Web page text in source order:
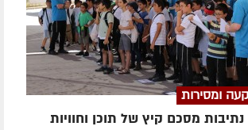
ומסירות
מסכם קיץ של תוכן וחוויות